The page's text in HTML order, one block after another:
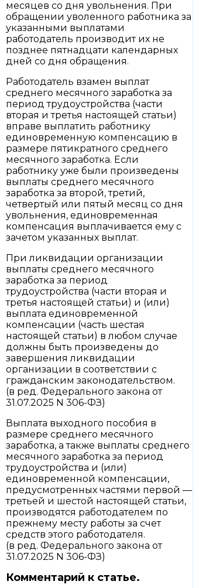
месяцев со дня увольнения. При
обращении уволенного работника за
указанными выплатами
работодатель производит их не
позднее пятнадцати календарных
дней со дня обращения.
Работодатель взамен выплат
среднего месячного заработка за
период трудоустройства (части
вторая и третья настоящей статьи)
вправе выплатить работнику
единовременную компенсацию в
размере пятикратного среднего
месячного заработка. Если
работнику уже были произведены
выплаты среднего месячного
заработка за второй, третий,
четвертый или пятый месяц со дня
увольнения, единовременная
компенсация выплачивается ему с
зачетом указанных выплат.
При ликвидации организации
выплаты среднего месячного
заработка за период
трудоустройства (части вторая и
третья настоящей статьи) и (или)
выплата единовременной
компенсации (часть шестая
настоящей статьи) в любом случае
должны быть произведены до
завершения ликвидации
организации в соответствии с
гражданским законодательством.
(в ред. Федерального закона от
31.07.2025 N 306-ФЗ)
Выплата выходного пособия в
размере среднего месячного
заработка, а также выплаты среднего
месячного заработка за период
трудоустройства и (или)
единовременной компенсации,
предусмотренных частями первой —
третьей и шестой настоящей статьи,
производятся работодателем по
прежнему месту работы за счет
средств этого работодателя.
(в ред. Федерального закона от
31.07.2025 N 306-ФЗ)
Комментарий к статье.